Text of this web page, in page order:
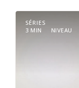
SÉRIES
3 MIN
NIVEAU